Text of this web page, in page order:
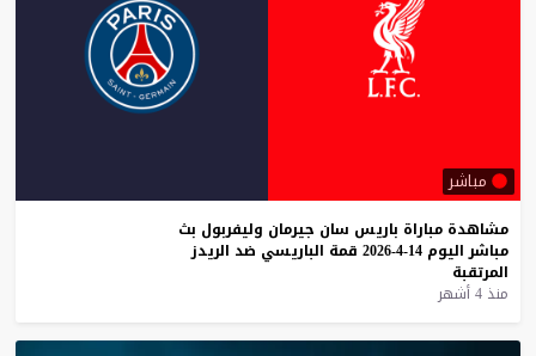
مباشر
مشاهدة مباراة باريس سان جيرمان وليفربول بث
مباشر اليوم 14-4-2026 قمة الباريسي ضد الريدز
المرتقبة
منذ 4 أشهر